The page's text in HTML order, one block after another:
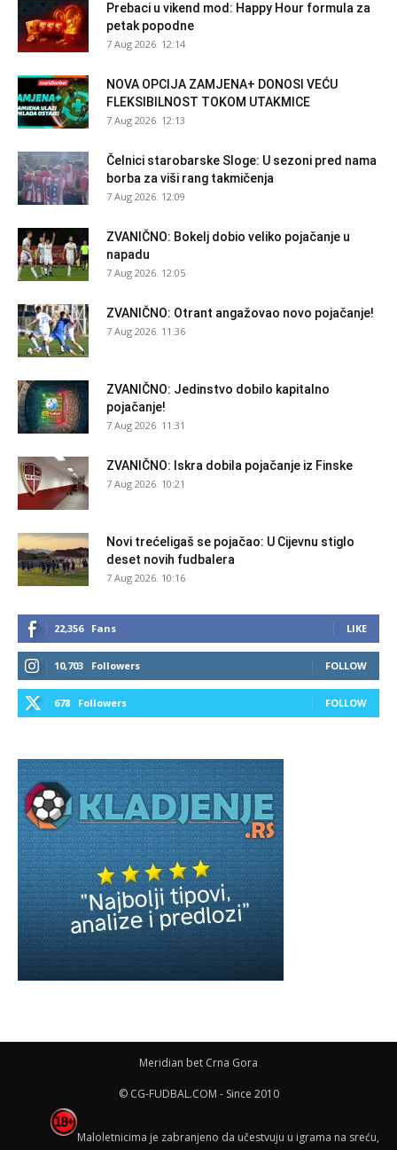
Prebaci u vikend mod: Happy Hour formula za
petak popodne
7 Aug 2026. 12:14
NOVA OPCIJA ZAMJENA+ DONOSI VEĆU
FLEKSIBILNOST TOKOM UTAKMICE
7 Aug 2026. 12:13
Čelnici starobarske Sloge: U sezoni pred nama
borba za viši rang takmičenja
7 Aug 2026. 12:09
ZVANIČNO: Bokelj dobio veliko pojačanje u
napadu
7 Aug 2026. 12:05
ZVANIČNO: Otrant angažovao novo pojačanje!
7 Aug 2026. 11:36
ZVANIČNO: Jedinstvo dobilo kapitalno
pojačanje!
7 Aug 2026. 11:31
ZVANIČNO: Iskra dobila pojačanje iz Finske
7 Aug 2026. 10:21
Novi trećeligaš se pojačao: U Cijevnu stiglo
deset novih fudbalera
7 Aug 2026. 10:16
22,356 Fans LIKE
10,703 Followers FOLLOW
678 Followers FOLLOW
Meridian bet Crna Gora
© CG-FUDBAL.COM - Since 2010
Maloletnicima je zabranjeno da učestvuju u igrama na sreću,